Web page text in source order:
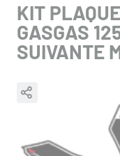
KIT
GASGAS
SUIVANTE